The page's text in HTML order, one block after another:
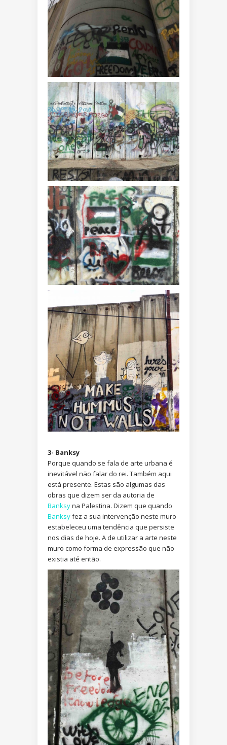
3- Banksy
Porque quando se fala de arte urbana é
inevitável não falar do rei. Também aqui
está presente. Estas são algumas das
obras que dizem ser da autoria de
Banksyna Palestina. Dizem que quando
Banksyfez a sua intervenção neste muro
estabeleceu uma tendência que persiste
nos dias de hoje. A de utilizar a arte neste
muro como forma de expressão que não
existia até então.